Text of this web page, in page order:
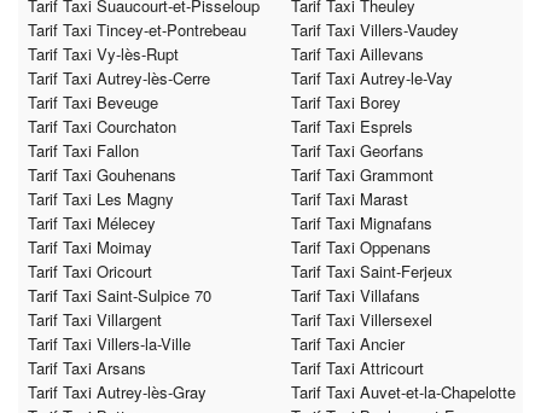
Tarif Taxi Suaucourt-et-Pisseloup
Tarif Taxi Theuley
Tarif Taxi Tincey-et-Pontrebeau
Tarif Taxi Villers-Vaudey
Tarif Taxi Vy-lès-Rupt
Tarif Taxi Aillevans
Tarif Taxi Autrey-lès-Cerre
Tarif Taxi Autrey-le-Vay
Tarif Taxi Beveuge
Tarif Taxi Borey
Tarif Taxi Courchaton
Tarif Taxi Esprels
Tarif Taxi Fallon
Tarif Taxi Georfans
Tarif Taxi Gouhenans
Tarif Taxi Grammont
Tarif Taxi Les Magny
Tarif Taxi Marast
Tarif Taxi Mélecey
Tarif Taxi Mignafans
Tarif Taxi Moimay
Tarif Taxi Oppenans
Tarif Taxi Oricourt
Tarif Taxi Saint-Ferjeux
Tarif Taxi Saint-Sulpice 70
Tarif Taxi Villafans
Tarif Taxi Villargent
Tarif Taxi Villersexel
Tarif Taxi Villers-la-Ville
Tarif Taxi Ancier
Tarif Taxi Arsans
Tarif Taxi Attricourt
Tarif Taxi Autrey-lès-Gray
Tarif Taxi Auvet-et-la-Chapelotte